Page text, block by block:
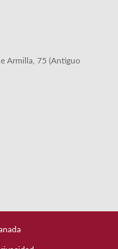
Armilla, 75 (Antiguo